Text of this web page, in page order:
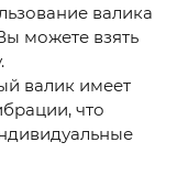
валика
можете взять
валик имеет
что